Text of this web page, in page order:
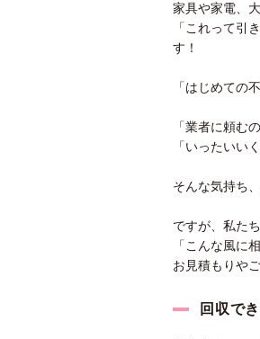
家具や家電、
「これって引
す！
「はじめての
「業者に頼む
「いったいい
そんな気持ち
ですが、私た
「こんな風に
お見積もりや
回収で